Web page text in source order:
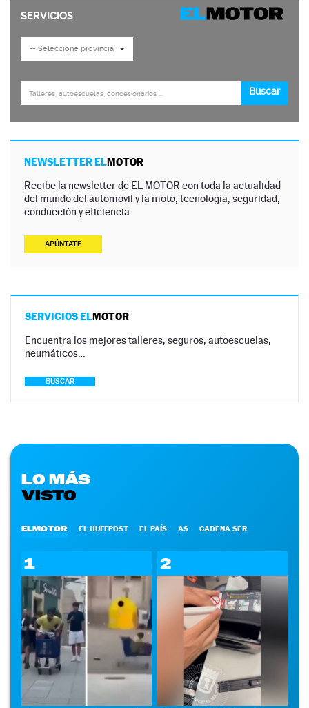
NEWSLETTER ELMOTOR
Recibe la newsletter de EL MOTOR con toda la actualidad
del mundo del automóvil y la moto, tecnología, seguridad,
conducción y eficiencia.
APÚNTATE
SERVICIOS ELMOTOR
Encuentra los mejores talleres, seguros, autoescuelas,
neumáticos…
BUSCAR
LO MÁS
VISTO
ELMOTOR EL HUFFPOST EL PAÍS AS CADENA SER
1 2